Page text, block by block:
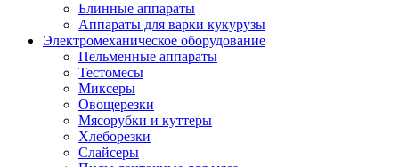
Блинные аппараты
Аппараты для варки кукурузы
Электромеханическое оборудование
Пельменные аппараты
Тестомесы
Миксеры
Овощерезки
Мясорубки и куттеры
Хлеборезки
Слайсеры